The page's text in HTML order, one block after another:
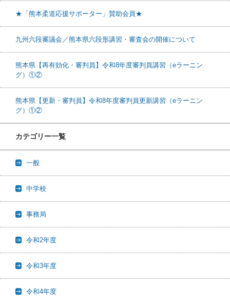
★「熊本柔道応援サポーター」賛助会員★
九州六段審議会／熊本県六段形講習・審査会の開催について
熊本県【再有効化・審判員】令和8年度審判員講習（eラーニン
グ）①②
熊本県【更新・審判員】令和8年度審判員更新講習（eラーニン
グ）①②
カテゴリー一覧
一般
中学校
事務局
令和2年度
令和3年度
令和4年度